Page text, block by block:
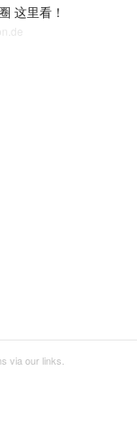
这里看！
via our links.